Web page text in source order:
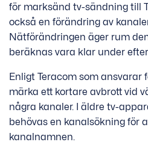
för marksänd tv-sändning till
också en förändring av
Nätförändringen äger rum
beräknas vara klar under
Enligt Teracom som ansvarar
märka ett kortare avbrott vid
några kanaler. I äldre tv-
behövas en kanalsökning för
kanalnamnen.